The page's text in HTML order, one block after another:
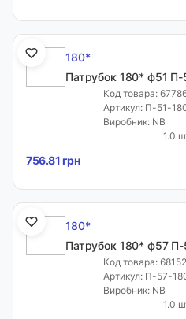
Email:
sales.sealmarket@gmail.com
Адреса:
Волинська обл. с. Рованці,
Графік роботи:
ПН-ПТ: 9:00-18:00
СБ: 10:00-15:00
НД: вихідний
180*
Патрубок 180* ф51
Код товара:
Артикул: П-51-
Виробник: NB
1.0
756.81 грн
180*
Патрубок 180* ф57
Код товара: 68152
Артикул: П-57-
Виробник: NB
1.0